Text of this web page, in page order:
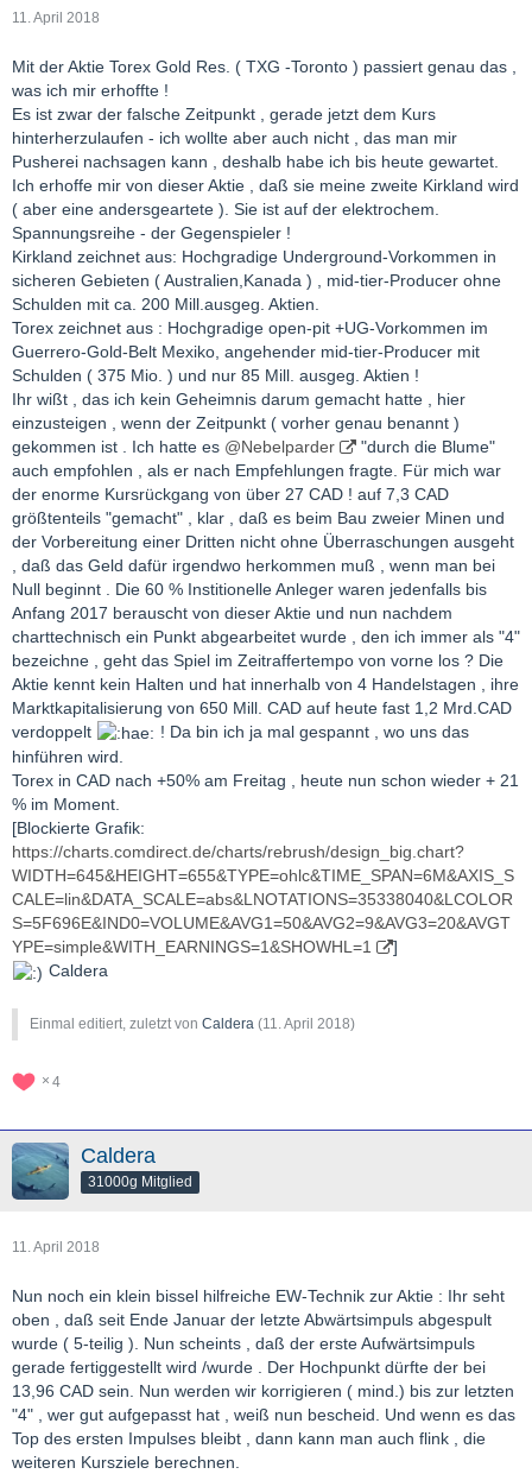
11. April 2018
Mit der Aktie Torex Gold Res. ( TXG -Toronto ) passiert genau das ,
was ich mir erhoffte !
Es ist zwar der falsche Zeitpunkt , gerade jetzt dem Kurs
hinterherzulaufen - ich wollte aber auch nicht , das man mir
Pusherei nachsagen kann , deshalb habe ich bis heute gewartet.
Ich erhoffe mir von dieser Aktie , daß sie meine zweite Kirkland wird
( aber eine andersgeartete ). Sie ist auf der elektrochem.
Spannungsreihe - der Gegenspieler !
Kirkland zeichnet aus: Hochgradige Underground-Vorkommen in
sicheren Gebieten ( Australien,Kanada ) , mid-tier-Producer ohne
Schulden mit ca. 200 Mill.ausgeg. Aktien.
Torex zeichnet aus : Hochgradige open-pit +UG-Vorkommen im
Guerrero-Gold-Belt Mexiko, angehender mid-tier-Producer mit
Schulden ( 375 Mio. ) und nur 85 Mill. ausgeg. Aktien !
Ihr wißt , das ich kein Geheimnis darum gemacht hatte , hier
einzusteigen , wenn der Zeitpunkt ( vorher genau benannt )
gekommen ist . Ich hatte es @Nebelparder
"durch die Blume"
auch empfohlen , als er nach Empfehlungen fragte. Für mich war
der enorme Kursrückgang von über 27 CAD ! auf 7,3 CAD
größtenteils "gemacht" , klar , daß es beim Bau zweier Minen und
der Vorbereitung einer Dritten nicht ohne Überraschungen ausgeht
, daß das Geld dafür irgendwo herkommen muß , wenn man bei
Null beginnt . Die 60 % Institionelle Anleger waren jedenfalls bis
Anfang 2017 berauscht von dieser Aktie und nun nachdem
charttechnisch ein Punkt abgearbeitet wurde , den ich immer als "4"
bezeichne , geht das Spiel im Zeitraffertempo von vorne los ? Die
Aktie kennt kein Halten und hat innerhalb von 4 Handelstagen , ihre
Marktkapitalisierung von 650 Mill. CAD auf heute fast 1,2 Mrd.CAD
verdoppelt
! Da bin ich ja mal gespannt , wo uns das
hinführen wird.
Torex in CAD nach +50% am Freitag , heute nun schon wieder + 21
% im Moment.
[Blockierte Grafik:
https://charts.comdirect.de/charts/rebrush/design_big.chart?
WIDTH=645&HEIGHT=655&TYPE=ohlc&TIME_SPAN=6M&AXIS_S
CALE=lin&DATA_SCALE=abs&LNOTATIONS=35338040&LCOLOR
S=5F696E&IND0=VOLUME&AVG1=50&AVG2=9&AVG3=20&AVGT
YPE=simple&WITH_EARNINGS=1&SHOWHL=1
]
Caldera
Einmal editiert, zuletzt von Caldera (11. April 2018)
4
Caldera
31000g Mitglied
11. April 2018
Nun noch ein klein bissel hilfreiche EW-Technik zur Aktie : Ihr seht
oben , daß seit Ende Januar der letzte Abwärtsimpuls abgespult
wurde ( 5-teilig ). Nun scheints , daß der erste Aufwärtsimpuls
gerade fertiggestellt wird /wurde . Der Hochpunkt dürfte der bei
13,96 CAD sein. Nun werden wir korrigieren ( mind.) bis zur letzten
"4" , wer gut aufgepasst hat , weiß nun bescheid. Und wenn es das
Top des ersten Impulses bleibt , dann kann man auch flink , die
weiteren Kursziele berechnen.